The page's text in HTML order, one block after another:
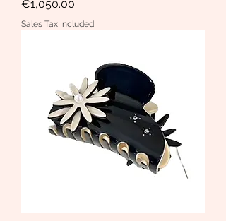
Price
€1,050.00
Sales Tax Included